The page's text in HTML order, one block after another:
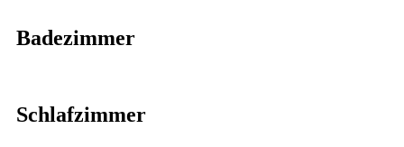
Badezimmer
Schlafzimmer